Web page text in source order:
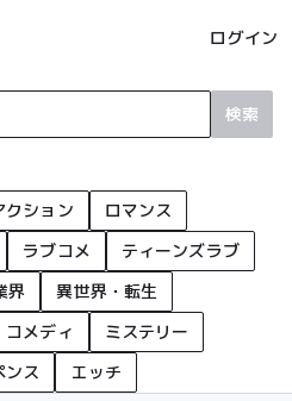
ログイン
検索
クション
ロマンス
ラブコメ
ティーンズラブ
界
異世界・転生
コメディ
ミステリー
ンス エッチ